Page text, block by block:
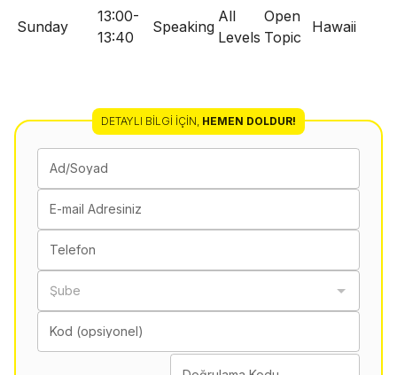
Sunday
13:00-
13:40
Speaking
All
Levels
Open
Topic
Hawaii
DETAYLI BILGI İÇIN, HEMEN DOLDUR!
Ad/Soyad
E-mail Adresiniz
Telefon
Şube
Kod (opsiyonel)